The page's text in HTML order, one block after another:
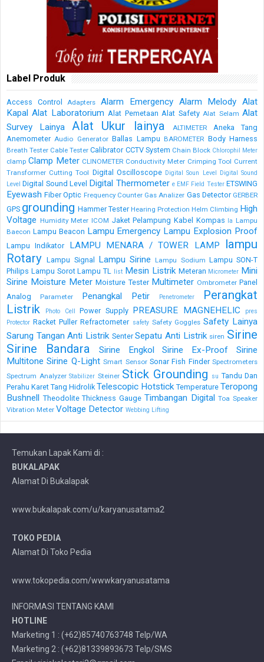
Label Produk
Access Control Adapters Alarm Emergency Alarm Melody Alat
Kapal Alat Laboratorium Alat Pemetaan Alat Safety Alat Selam Alat
Survey Lainya
Alat Ukur lainya ALTIMETER
Aneka Tang
Anemometer Audio Generator Ballas Lampu BAROMETER Body Harness
Breath Tester Cable Tester Calibrator CCTV System Chain Block Chlorophil Meter
clamp Clamp Meter CLINOMETER Conductivity Meter Crimping Tool Current
Transformer Cutting Tool Digital Oscilloscope Digital Soun Level Digital Sound
Level Digital Sound Level Digital Thermometer e EMF Field Tester ETSWING
Eyewash Fiber Optic Frequency Counter Gas Analizer Gas Detector GERBER
GPS grounding Hammer Tester Hearing Protection Helm Climbing High
Voltage Humidity Meter ICOM Jaket Pelampung Kabel Kompas la Lampu
Baecon Lampu Beacon Lampu Emergency Lampu Explosion Proof
Lampu Indikator LAMPU MENARA / TOWER LAMP
lampu
Rotary Lampu Signal Lampu Sirine Lampu Sodium Lampu SON-T
Philips Lampu Sorot Lampu TL list Mesin Listrik Meteran Micrometer Mini
Sirine Moisture Meter Moisture Tester Multimeter Ombrometer Panel
Analog
Parameter Penangkal Petir Penetrometer
Perangkat
Listrik
Photo Cell Power Supply PREASURE MAGNEHELIC
pres
Protector Racket Puller Refractometer safety Safety Goggles Safety Lainya
Sarung Tangan Anti Listrik Senter Sepatu Anti Listrik siren Sirine
Sirine Bandara
Sirine Engkol Sirine Ex-Proof
Sirine
Multitone Sirine Q-Light Smart Sensor Sonar Fish Finder Spectrometers
Spectrum Analyzer Stabilizer Steiner Stick Grounding su Tandu Dan
Perahu Karet Tang Hidrolik Telescopic Hotstick Temperature Teropong
Bushnell Theodolite Thickness Gauge Timbangan Digital Toa Speaker
Vibration Meter Voltage Detector Webbing Lifting
Temukan Lapak Kami di :
BUKALAPAK
Alamat Di Bukalapak
www.bukalapak.com/u/karyanusatama2
TOKO PEDIA
Alamat Di Toko Pedia
www.tokopedia.com/wwwkaryanusatama
INFORMASI TENTANG KAMI
HOTLINE
Marketing 1 : (+62)85740763748 Telp/WA
Marketing 2 : (+62)81339893673 Telp/SMS